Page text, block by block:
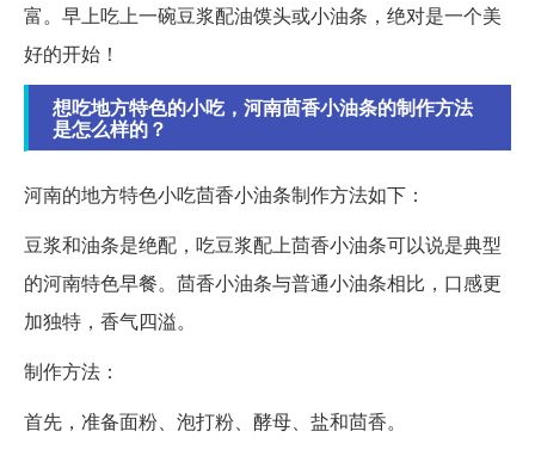
富。早上吃上一碗豆浆配油馍头或小油条，绝对是一个美
好的开始！
想吃地方特色的小吃，河南茴香小油条的制作方法
是怎么样的？
河南的地方特色小吃茴香小油条制作方法如下：
豆浆和油条是绝配，吃豆浆配上茴香小油条可以说是典型
的河南特色早餐。茴香小油条与普通小油条相比，口感更
加独特，香气四溢。
制作方法：
首先，准备面粉、泡打粉、酵母、盐和茴香。